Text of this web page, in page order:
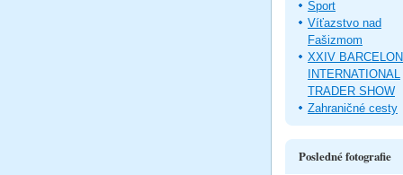
Šport
Víťazstvo nad
Fašizmom
XXIV
INTERNATIONAL
TRADER SHOW
Zahraničné cesty
Posledné fotografie